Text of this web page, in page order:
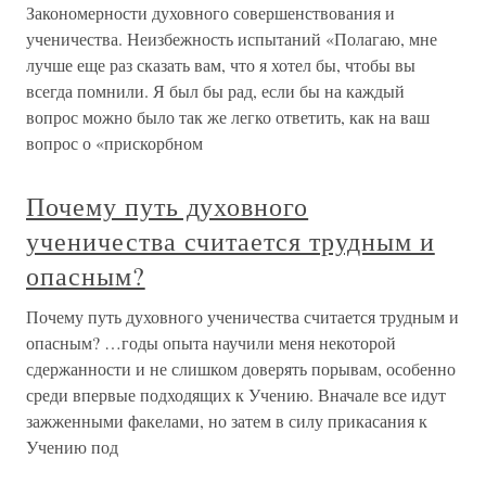
Закономерности духовного совершенствования и
ученичества. Неизбежность испытаний «Полагаю, мне
лучше еще раз сказать вам, что я хотел бы, чтобы вы
всегда помнили. Я был бы рад, если бы на каждый
вопрос можно было так же легко ответить, как на ваш
вопрос о «прискорбном
Почему путь духовного
ученичества считается трудным и
опасным?
Почему путь духовного ученичества считается трудным и
опасным? …годы опыта научили меня некоторой
сдержанности и не слишком доверять порывам, особенно
среди впервые подходящих к Учению. Вначале все идут
зажженными факелами, но затем в силу прикасания к
Учению под